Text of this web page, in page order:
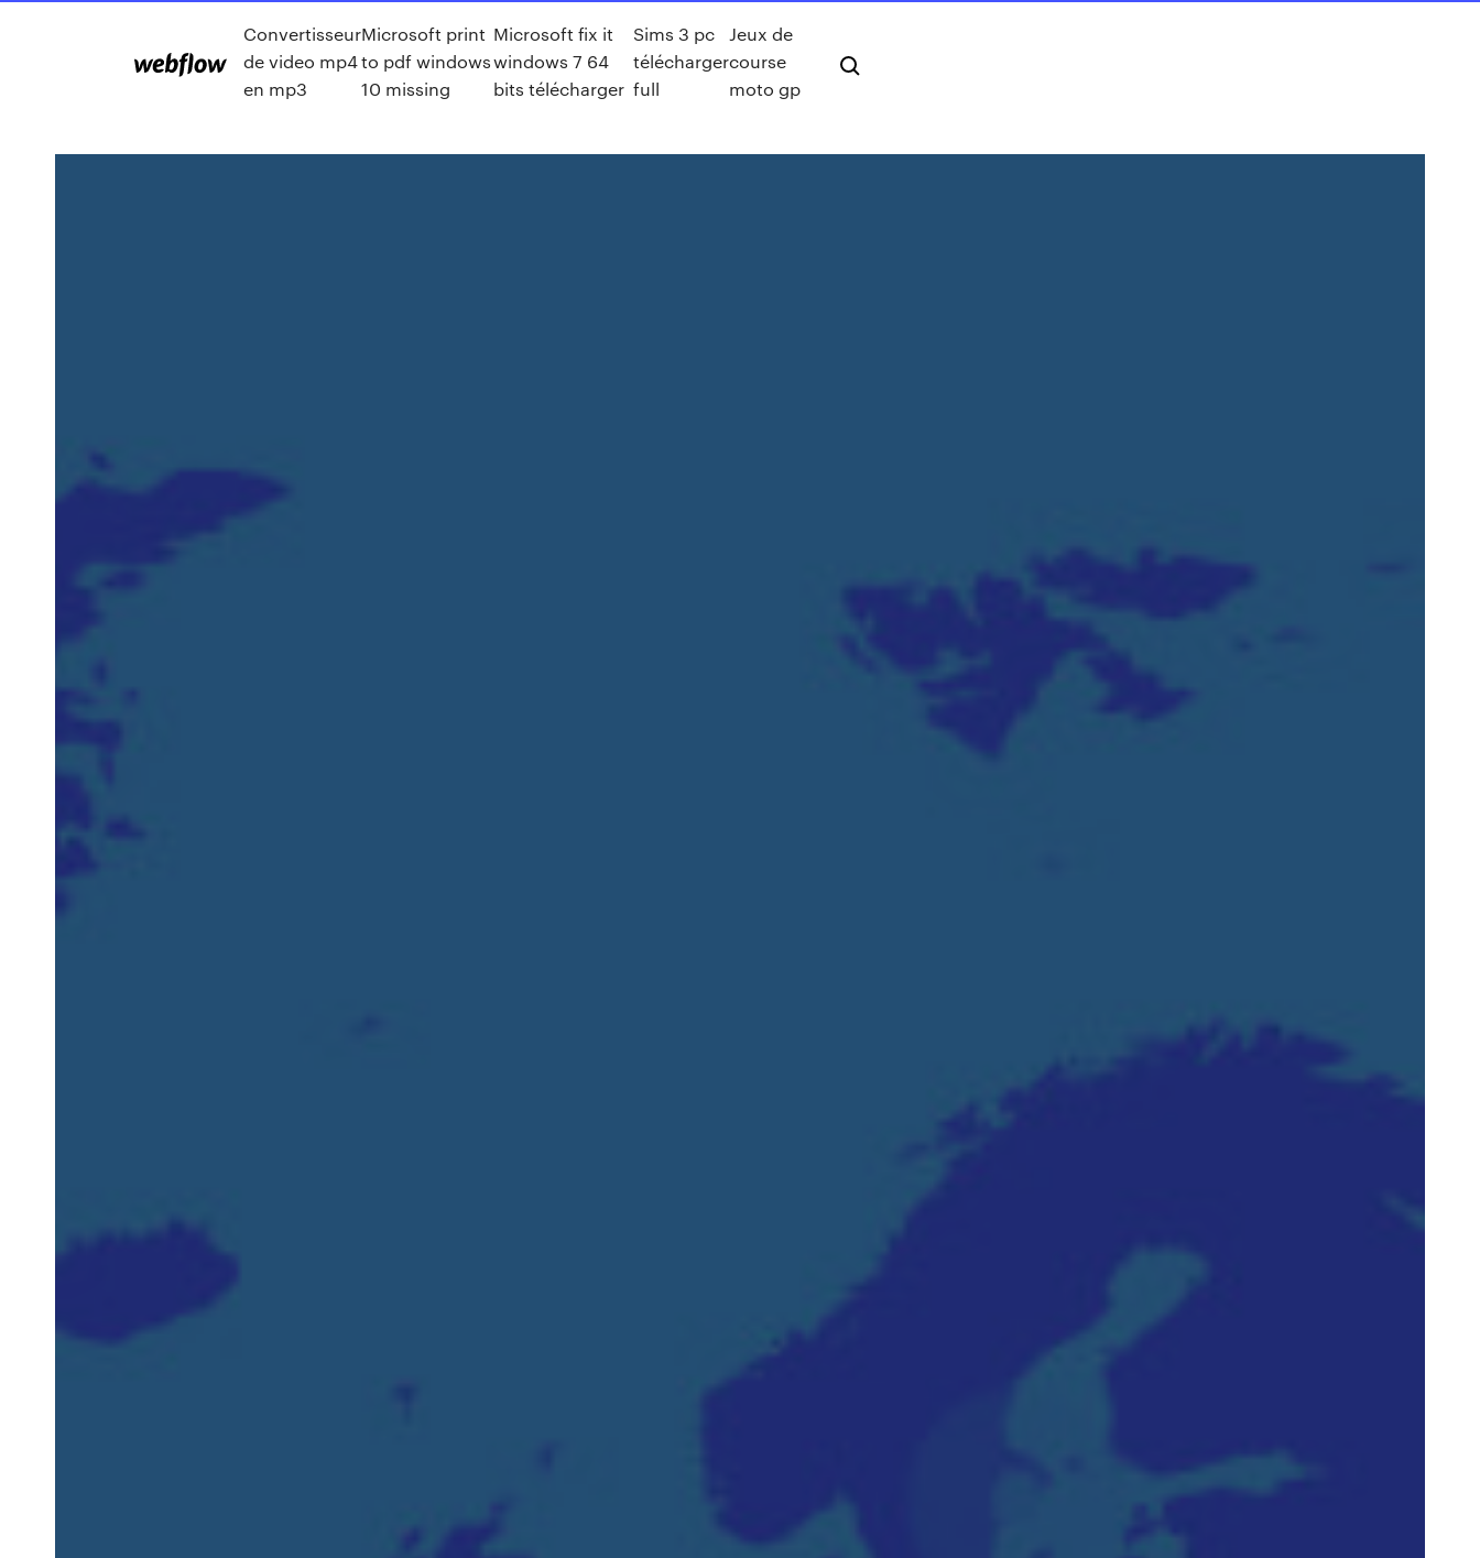
Convertisseur
de video mp4
en mp3
Microsoft print
to pdf windows
10 missing
Microsoft fix it
windows 7 64
bits télécharger
Sims 3 pc
télécharger
full
Jeux de
course
moto gp